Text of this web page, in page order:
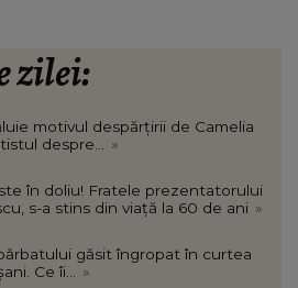
zilei:
motivul despărțirii de Camelia
despre...
»
în doliu! Fratele prezentatorului
s-a stins din viață la 60 de ani »
găsit îngropat în curtea
Ce îi...
»